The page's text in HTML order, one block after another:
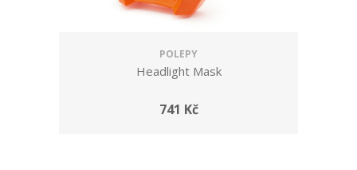
POLEPY
Headlight Mask
741 Kč